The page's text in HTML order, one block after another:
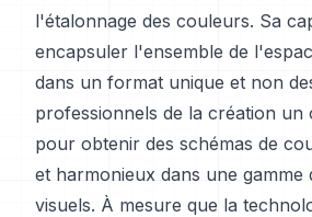
l'étalonnage des couleurs. Sa
encapsuler l'ensemble de
dans un format unique et non
professionnels de la création un
pour obtenir des schémas de
et harmonieux dans une gamme
visuels. À mesure que la